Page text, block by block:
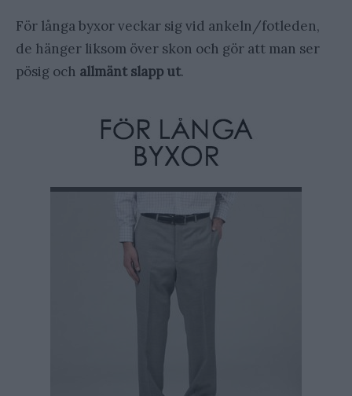
För långa byxor veckar sig vid ankeln/fotleden,
de hänger liksom över skon och gör att man ser
pösig och allmänt slapp ut.